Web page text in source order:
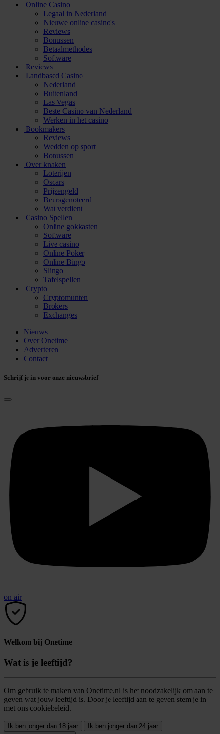
Online Casino
Legaal in Nederland
Nieuwe online casino's
Reviews
Bonussen
Betaalmethodes
Software
Reviews
Landbased Casino
Nederland
Buitenland
Las Vegas
Beste Casino van Nederland
Werken in het casino
Bookmakers
Reviews
Wedden op sport
Bonussen
Over knaken
Loterijen
Oscars
Prijzengeld
Beursgenoteerd
Wat verdient
Casino Spellen
Online gokkasten
Software
Live casino
Online Poker
Online Bingo
Slingo
Tafelspellen
Crypto
Cryptomunten
Brokers
Exchanges
Nieuws
Over Onetime
Adverteren
Contact
Schrijf je in voor onze nieuwsbrief
on air
Welkom bij Onetime
Wat is je leeftijd?
Om gebruik te maken van Onetime.nl is het noodzakelijk om aan te
geven wat jouw leeftijd is. Door je leeftijd aan te geven stem je in
met ons cookiebeleid.
Ik ben jonger dan 18 jaar
Ik ben jonger dan 24 jaar